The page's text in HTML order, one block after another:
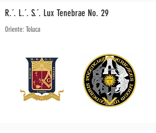
R.´. L.´. S.´. Lux Tenebrae No. 29
Oriente: Toluca